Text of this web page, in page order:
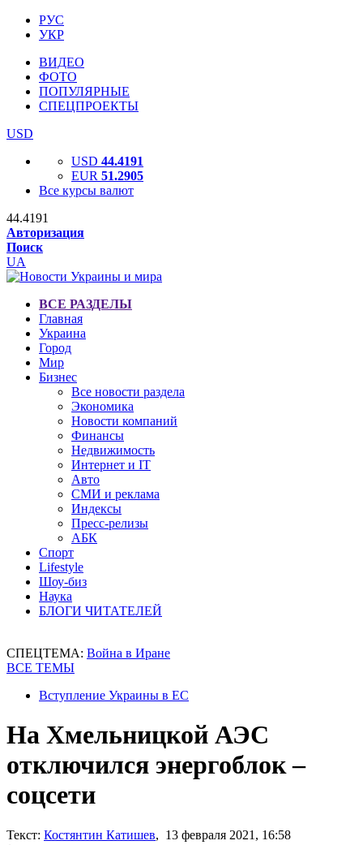
РУС
УКР
ВИДЕО
ФОТО
ПОПУЛЯРНЫЕ
СПЕЦПРОЕКТЫ
USD
USD 44.4191
EUR 51.2905
Все курсы валют
44.4191
Авторизация
Поиск
UA
ВСЕ РАЗДЕЛЫ
Главная
Украина
Город
Мир
Бизнес
Все новости раздела
Экономика
Новости компаний
Финансы
Недвижимость
Интернет и IT
Авто
СМИ и реклама
Индексы
Пресс-релизы
АБК
Спорт
Lifestyle
Шоу-биз
Наука
БЛОГИ ЧИТАТЕЛЕЙ
СПЕЦТЕМА: Война в Иране
ВСЕ ТЕМЫ
Вступление Украины в ЕС
На Хмельницкой АЭС
отключился энергоблок –
соцсети
Текст: Костянтин Катишев, 13 февраля 2021, 16:58